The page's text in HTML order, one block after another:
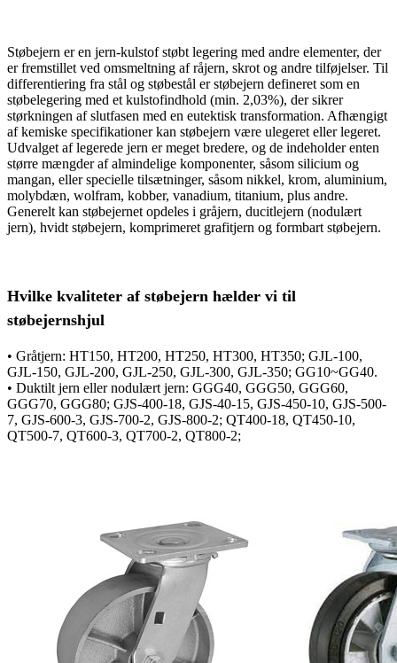
Støbejern er en jern-kulstof støbt legering med andre elementer, der
er fremstillet ved omsmeltning af råjern, skrot og andre tilføjelser. Til
differentiering fra stål og støbestål er støbejern defineret som en
støbelegering med et kulstofindhold (min. 2,03%), der sikrer
størkningen af ​​slutfasen med en eutektisk transformation. Afhængigt
af kemiske specifikationer kan støbejern være ulegeret eller legeret.
Udvalget af legerede jern er meget bredere, og de indeholder enten
større mængder af almindelige komponenter, såsom silicium og
mangan, eller specielle tilsætninger, såsom nikkel, krom, aluminium,
molybdæn, wolfram, kobber, vanadium, titanium, plus andre.
Generelt kan støbejernet opdeles i gråjern, ducitlejern (nodulært
jern), hvidt støbejern, komprimeret grafitjern og formbart støbejern.
Hvilke kvaliteter af støbejern hælder vi til
støbejernshjul
• Gråtjern: HT150, HT200, HT250, HT300, HT350; GJL-100,
GJL-150, GJL-200, GJL-250, GJL-300, GJL-350; GG10~GG40.
• Duktilt jern eller nodulært jern: GGG40, GGG50, GGG60,
GGG70, GGG80; GJS-400-18, GJS-40-15, GJS-450-10, GJS-500-
7, GJS-600-3, GJS-700-2, GJS-800-2; QT400-18, QT450-10,
QT500-7, QT600-3, QT700-2, QT800-2;